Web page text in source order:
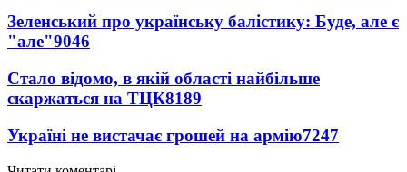
Зеленський про українську балістику: Буде, але є
"але"9046
Стало відомо, в якій області найбільше
скаржаться на ТЦК8189
Україні не вистачає грошей на армію7247